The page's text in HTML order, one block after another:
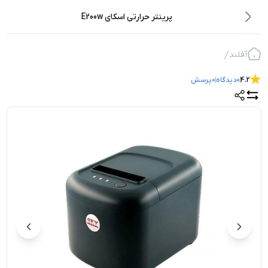
پرینتر حرارتی اسکای E200w
آفلند
4.2
0دیدگاه0پرسش